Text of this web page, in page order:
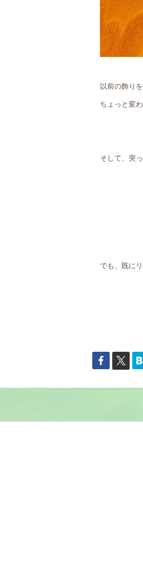
以前の飾り
ちょっと変わ
そして、突
でも、既に